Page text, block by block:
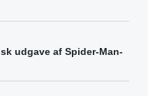
udgave af Spider-Man-